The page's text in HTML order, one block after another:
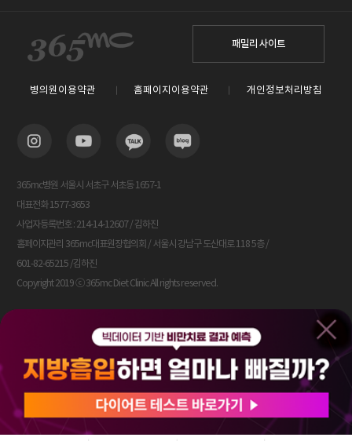
패밀리 사이트
병의원이용약관 홈페이지이용약관 개인정보처리방침
365mc병원 서울시 서초구 서초동 1657-1
대표전화 1577-3653
사업자등록번호 : 214-14-12607 / 김하진
홈페이지관리 365mc대표원장협의회 / 서울시 강남구 도산대로 118 5층 /
601-82-65215 /김하진
Copyright 2019 ⓒ 365mc Diet Clinic All rights reserved.